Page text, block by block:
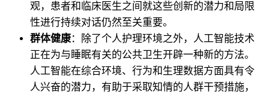
观，患者和临床医生之间就这些创新的潜力和局限
性进行持续对话仍然至关重要。
群体健康：除了个人护理环境之外，人工智能技术
正在为与睡眠有关的公共卫生开辟一种新的方法。
人工智能在综合环境、行为和生理数据方面具有令
人兴奋的潜力，有助于采取知情的人群干预措施，